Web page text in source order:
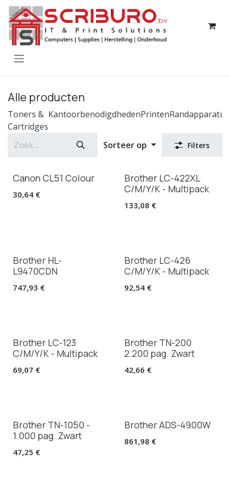
Overslaan naar inhoud
Alle producten
Toners &
Cartridges
KantoorbenodigdhedenPrinten
Sorteer op Filters
Canon CL51 Colour
30,64 €
Brother LC-422XL
C/M/Y/K - Multipack
133,08 €
Brother HL-
L9470CDN
747,93 €
Brother LC-426
C/M/Y/K - Multipack
92,54€
Brother LC-123
C/M/Y/K - Multipack
69,07 €
Brother TN-200
2.200 pag. Zwart
42,66 €
Brother TN-1050 -
1.000 pag. Zwart
47,25 €
Brother ADS-4900W
861,98 €